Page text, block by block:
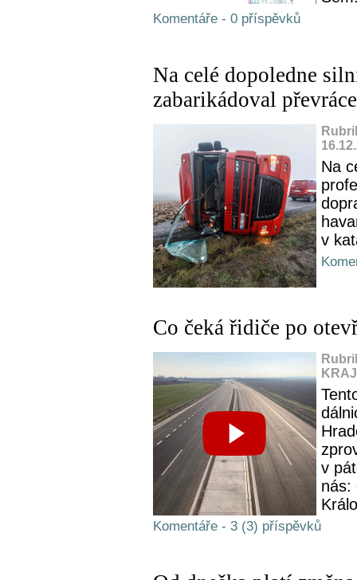
Komentáře - 0 příspěvků
Na celé dopoledne
zabarikádoval
Na
v
Co čeká řidiče po
v
nás:
Komentáře - 3 (3) příspěvků